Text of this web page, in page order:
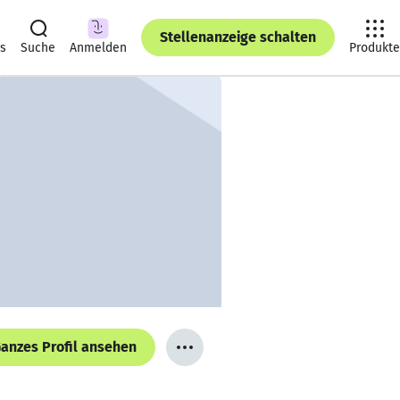
Suche Anmelden
Stellenanzeige schalten
Produkte
Profil ansehen